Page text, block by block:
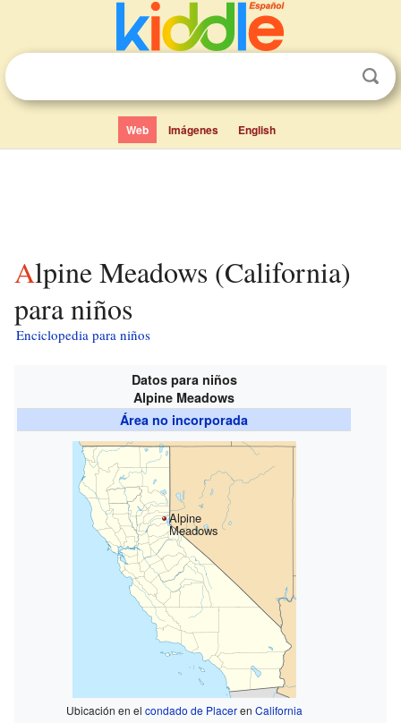
Web Imágenes English
Alpine Meadows (California)
para niños
Enciclopedia para niños
Datos para niños
Alpine Meadows
Área no incorporada
Alpine
Meadows
Ubicación en el condado de Placeren California